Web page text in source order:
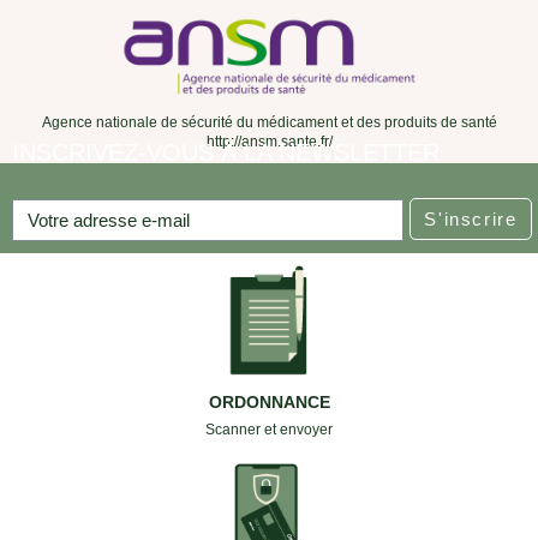
Agence nationale de sécurité du médicament et des produits de santé
http://ansm.sante.fr/
INSCRIVEZ-VOUS À LA NEWSLETTER
S'inscrire
ORDONNANCE
Scanner et envoyer